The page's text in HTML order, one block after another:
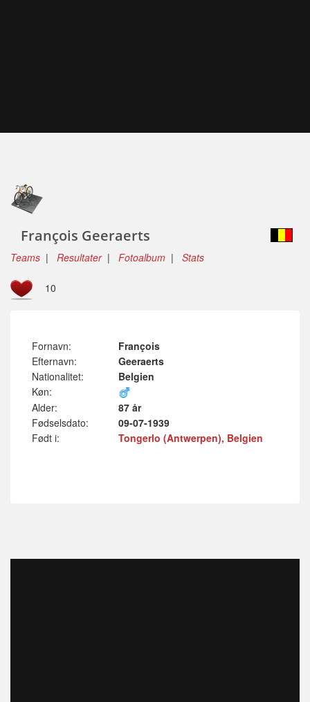
François Geeraerts
Teams | Resultater| Fotoalbum | Stats
10
Fornavn:
François
Efternavn:
Geeraerts
Nationalitet:
Belgien
Køn:
Alder:
87 år
Fødselsdato:
09-07-1939
Født i:
Tongerlo (Antwerpen), Belgien